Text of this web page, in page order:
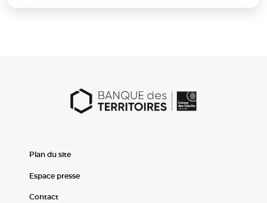
Plan du site
Espace presse
Contact